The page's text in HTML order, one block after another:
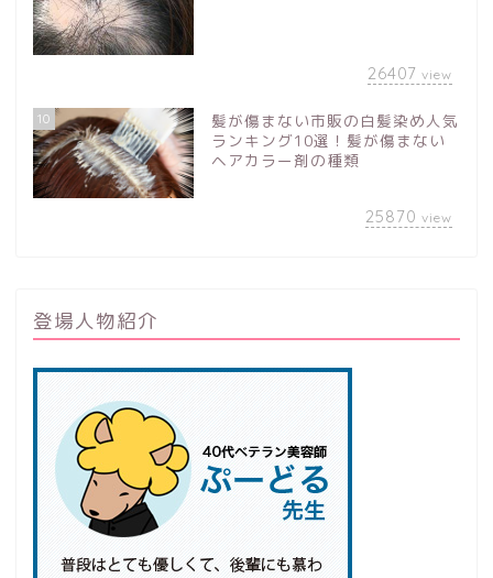
26407 view
10
髪が傷まない市販の白髪染め人気
ランキング10選！髪が傷まない
ヘアカラー剤の種類
25870 view
登場人物紹介